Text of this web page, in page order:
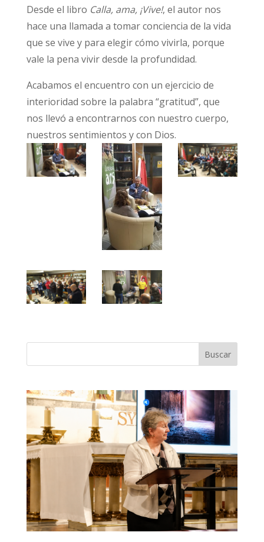
Desde el libro Calla, ama, ¡Vive!, el autor nos
hace una llamada a tomar conciencia de la vida
que se vive y para elegir cómo vivirla, porque
vale la pena vivir desde la profundidad.
Acabamos el encuentro con un ejercicio de
interioridad sobre la palabra “gratitud”, que
nos llevó a encontrarnos con nuestro cuerpo,
nuestros sentimientos y con Dios.